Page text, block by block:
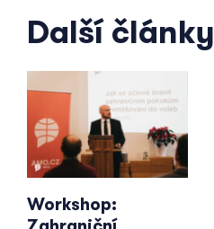
Další články
Workshop: